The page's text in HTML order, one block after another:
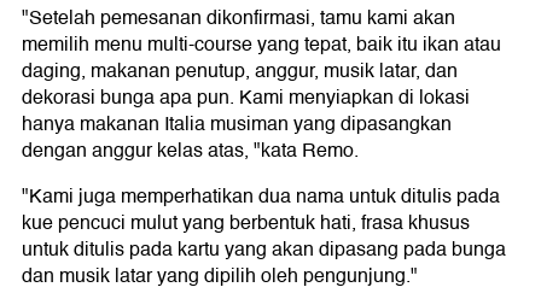
"Setelah pemesanan dikonfirmasi, tamu kami akan
memilih menu multi-course yang tepat, baik itu ikan atau
daging, makanan penutup, anggur, musik latar, dan
dekorasi bunga apa pun. Kami menyiapkan di lokasi
hanya makanan Italia musiman yang dipasangkan
dengan anggur kelas atas, "kata Remo.
"Kami juga memperhatikan dua nama untuk ditulis pada
kue pencuci mulut yang berbentuk hati, frasa khusus
untuk ditulis pada kartu yang akan dipasang pada bunga
dan musik latar yang dipilih oleh pengunjung."